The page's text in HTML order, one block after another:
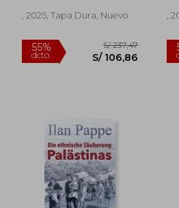
dcto. S/ 139,43
, 2025, Tapa Dura, Nuevo ,